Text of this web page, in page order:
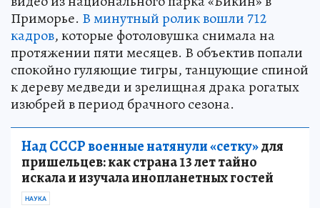
Приморье. В минутный ролик вошли 712
кадров, которые фотоловушка снимала на
протяжении пяти месяцев. В объектив попали
спокойно гуляющие тигры, танцующие спиной
к дереву медведи и зрелищная драка рогатых
изюбрей в период брачного сезона.
Над СССР военные натянули «сетку»для
пришельцев: как страна 13 лет тайно
искала и изучала инопланетных гостей
НАУКА